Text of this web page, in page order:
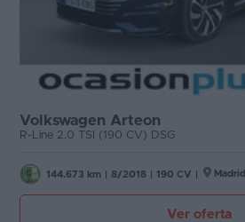
Volkswagen Arteon
R-Line 2.0 TSI (190 CV) DSG
144.673 km 8/2018 190 CV Madrid
Ver oferta